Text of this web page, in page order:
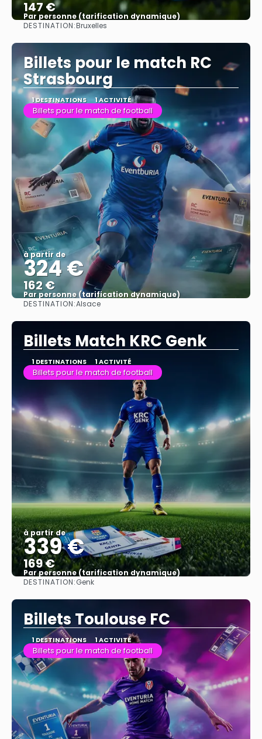
147 €
Par personne (tarification dynamique)
DESTINATION:Bruxelles
Billets pour le match RC
Strasbourg
1 DESTINATIONS 1 ACTIVITÉ
Billets pour le match de football
à partir de
324 €
162 €
Par personne (tarification dynamique)
DESTINATION:Alsace
Billets Match KRC Genk
1 DESTINATIONS 1 ACTIVITÉ
Billets pour le match de football
à partir de
339 €
169 €
Par personne (tarification dynamique)
DESTINATION:Genk
Billets Toulouse FC
1 DESTINATIONS 1 ACTIVITÉ
Billets pour le match de football